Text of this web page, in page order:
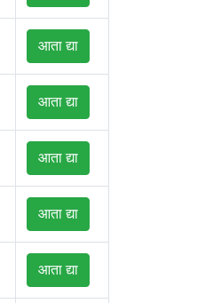
आता द्या
आता द्या
आता द्या
आता द्या
आता द्या